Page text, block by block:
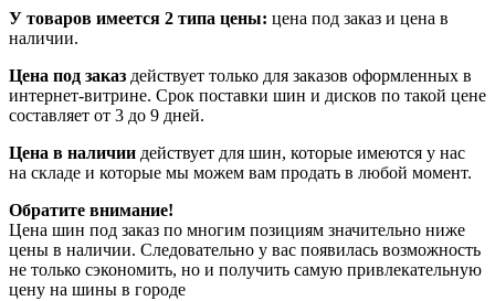
У товаров имеется 2 типа цены: цена под заказ и цена в
наличии.
Цена под заказ действует только для заказов оформленных в
интернет-витрине. Срок поставки шин и дисков по такой цене
составляет от 3 до 9 дней.
Цена в наличии действует для шин, которые имеются у нас
на складе и которые мы можем вам продать в любой момент.
Обратите внимание!
Цена шин под заказ по многим позициям значительно ниже
цены в наличии. Следовательно у вас появилась возможность
не только сэкономить, но и получить самую привлекательную
цену на шины в городе